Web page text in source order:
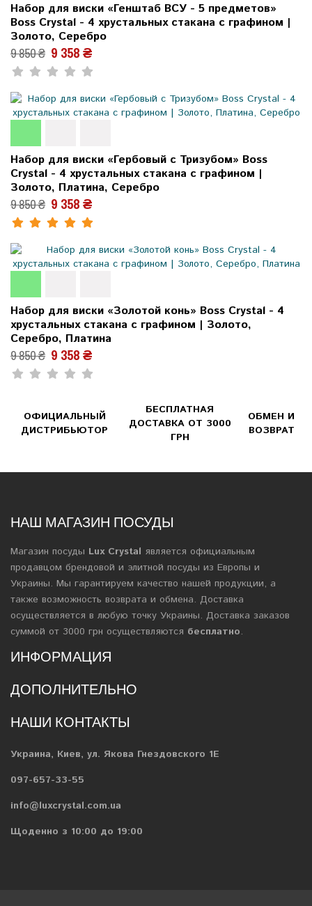
Набор для виски «Генштаб ВСУ - 5 предметов»
Boss Crystal - 4 хрустальных стакана с графином |
Золото, Серебро
9 850 ₴ 9 358 ₴
Набор для виски «Гербовый с Тризубом» Boss
Crystal - 4 хрустальных стакана с графином |
Золото, Платина, Серебро
9 850 ₴ 9 358 ₴
Набор для виски «Золотой конь» Boss Crystal - 4
хрустальных стакана с графином | Золото,
Серебро, Платина
9 850 ₴ 9 358 ₴
ОФИЦИАЛЬНЫЙ
ДИСТРИБЬЮТОР
БЕСПЛАТНАЯ
ДОСТАВКА ОТ 3000
ГРН
ОБМЕН И
ВОЗВРАТ
НАШ МАГАЗИН ПОСУДЫ
Магазин посуды Lux Crystal является официальным
продавцом брендовой и элитной посуды из Европы и
Украины. Мы гарантируем качество нашей продукции, а
также возможность возврата и обмена. Доставка
осуществляется в любую точку Украины. Доставка заказов
суммой от 3000 грн осуществляются бесплатно.
ИНФОРМАЦИЯ
ДОПОЛНИТЕЛЬНО
НАШИ КОНТАКТЫ
Украина, Киев, ул. Якова Гнездовского 1Е
097-657-33-55
info@luxcrystal.com.ua
Щоденно з 10:00 до 19:00